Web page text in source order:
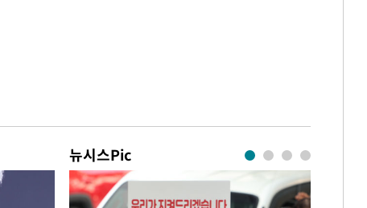
뉴시스Pic